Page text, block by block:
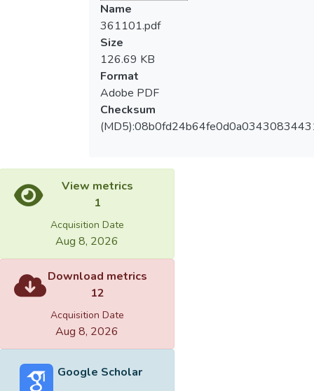
Name
361101.pdf
Size
126.69 KB
Format
Adobe PDF
Checksum
View metrics
1
Acquisition Date
Aug 8, 2026
Download metrics
12
Acquisition Date
Aug 8, 2026
Google Scholar